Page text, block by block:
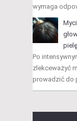
wymaga
Po
zlekceważyć
prowadzić do